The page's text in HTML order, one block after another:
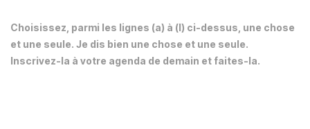
Choisissez, parmi les lignes (a) à (l) ci-dessus, une chose
et une seule. Je dis bien une chose et une seule.
Inscrivez-la à votre agenda de demain et faites-la.